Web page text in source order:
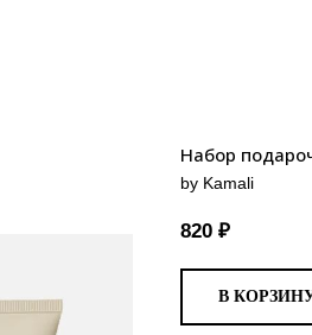
Набор
by Kamali
820 ₽
В